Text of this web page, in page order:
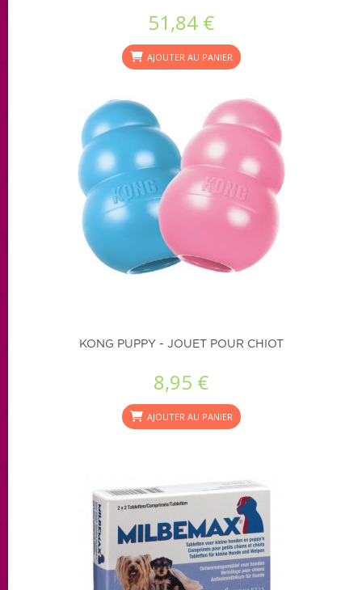
51,84 €
AJOUTER AU PANIER
KONG PUPPY - JOUET POUR CHIOT
8,95 €
AJOUTER AU PANIER